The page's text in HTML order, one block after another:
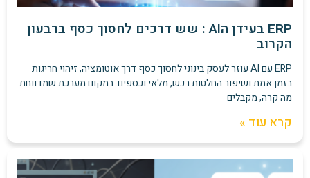
ERP בעידן הAI : שש דרכים לחסוך כסף ברבעון
הקרוב
ERP עם AI עוזר לעסק בינוני לחסוך כסף דרך אוטומציה, זיהוי חריגות
בזמן אמת ושיפור החלטות רכש, מלאי וכספים. במקום מערכת שמדווחת
מה קרה, מקבלים
קרא עוד »